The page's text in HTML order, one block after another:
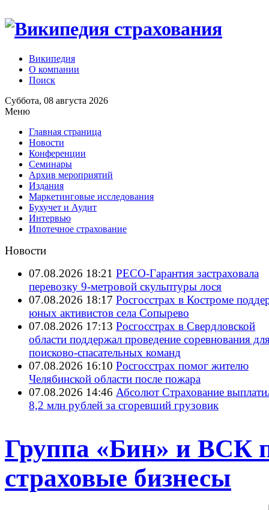
Википедия
О компании
Поиск
Суббота, 08 августа 2026
Меню
Главная страница
Новости
Конференции
Семинары
Архив мероприятий
Издания
Маркетинговые исследования
Бухучет и Аудит
Интервью
Ипотечное страхование
Новости
07.08.2026 18:21 РЕСО-Гарантия застраховала
перевозку 9-метровой скульптуры лося
07.08.2026 18:17 Росгосстрах в Костроме
юных активистов села Сопырево
07.08.2026 17:13 Росгосстрах в Свердловской
области поддержал проведение соревнования
поисково‑спасательных команд
07.08.2026 16:10 Росгосстрах помог жителю
Челябинской области после пожара
07.08.2026 14:46 Абсолют Страхование
8,2 млн рублей за сгоревший грузовик
Группа «Бин» и ВСК
страховые бизнесы